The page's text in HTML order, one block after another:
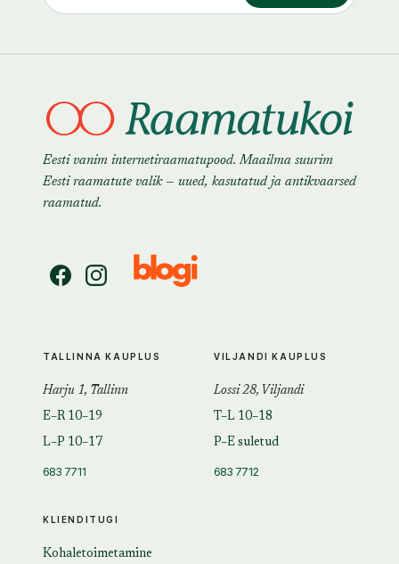
Eesti vanim internetiraamatupood. Maailma suurim
Eesti raamatute valik — uued, kasutatud ja antikvaarsed
raamatud.
KLIENDITUGI
Kohaletoimetamine
TALLINNA KAUPLUS
Harju 1, Tallinn
E–R 10–19
L–P 10–17
683 7711
VILJANDI KAUPLUS
Lossi 28, Viljandi
T–L 10–18
P–E suletud
683 7712